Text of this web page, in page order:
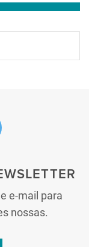
e-mail para
nossas.